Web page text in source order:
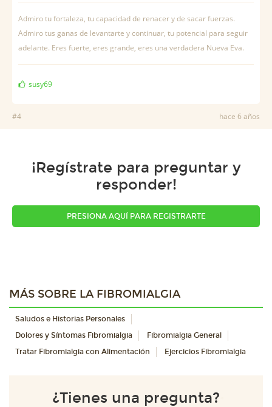
Admiro tu fortaleza, tu capacidad de renacer y de sacar fuerzas.
Admiro tus ganas de levantarte y continuar, tu potencial para seguir
adelante. Eres fuerte, eres grande, eres una verdadera Nueva Eva.
susy69
#4 hace 6 años
¡Regístrate para preguntar y
responder!
PRESIONA AQUÍ PARA REGISTRARTE
MÁS SOBRE LA FIBROMIALGIA
Saludos e Historias Personales
Dolores y Síntomas Fibromialgia
Fibromialgia General
Tratar Fibromialgia con Alimentación
Ejercicios Fibromialgia
¿Tienes una pregunta?